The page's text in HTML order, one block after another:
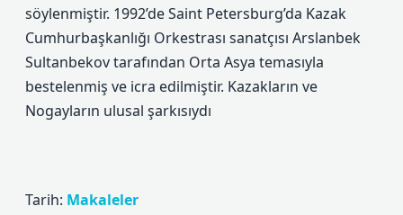
söylenmiştir. 1992’de Saint Petersburg’da Kazak
Cumhurbaşkanlığı Orkestrası sanatçısı Arslanbek
Sultanbekov tarafından Orta Asya temasıyla
bestelenmiş ve icra edilmiştir. Kazakların ve
Nogayların ulusal şarkısıydı
Tarih: Makaleler